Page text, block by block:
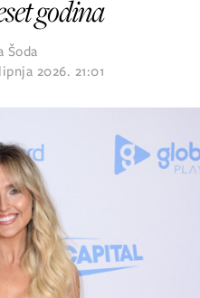
godina
Šoda
2026. 21:01